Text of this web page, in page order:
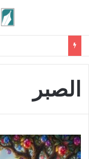
الصبر